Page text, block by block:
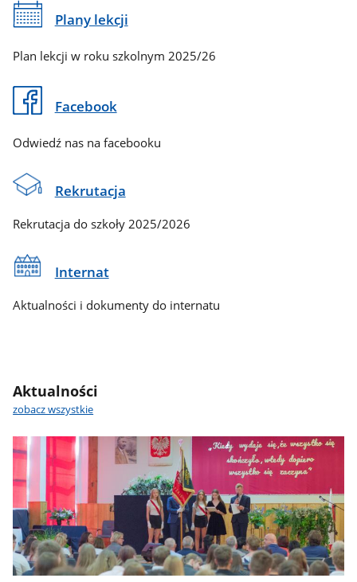
Plany lekcji
Plan lekcji w roku szkolnym 2025/26
Facebook
Odwiedź nas na facebooku
Rekrutacja
Rekrutacja do szkoły 2025/2026
Internat
Aktualności i dokumenty do internatu
Aktualności
zobacz wszystkie